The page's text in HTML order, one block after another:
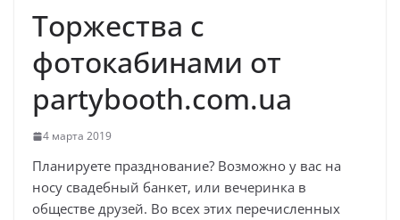
Торжества с
фотокабинами от
partybooth.com.ua
4 марта 2019
Планируете празднование? Возможно у вас на
носу свадебный банкет, или вечеринка в
обществе друзей. Во всех этих перечисленных